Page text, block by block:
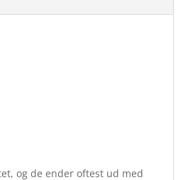
og de ender oftest ud med